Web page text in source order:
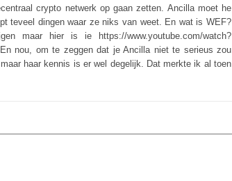
crypto netwerk op gaan zetten. Ancilla moet he
teveel dingen waar ze niks van weet. En wat is WEF?
maar hier is ie https://www.youtube.com/watch?
nou, om te zeggen dat je Ancilla niet te serieus zou
haar kennis is er wel degelijk. Dat merkte ik al toen